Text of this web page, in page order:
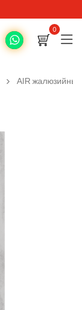
0
AIR жалюзийные